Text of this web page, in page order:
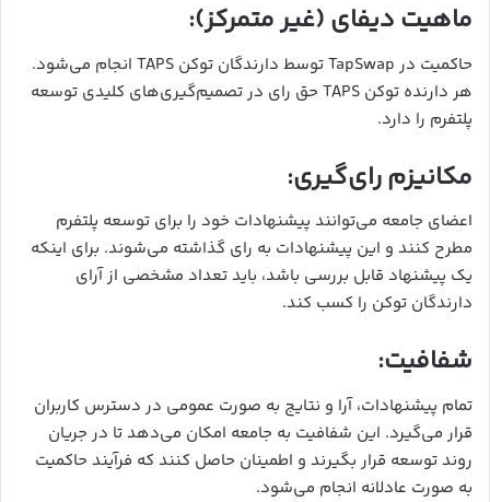
ماهیت دیفای (غیر متمرکز):
حاکمیت در TapSwap توسط دارندگان توکن TAPS انجام می‌شود.
هر دارنده توکن TAPS حق رای در تصمیم‌گیری‌های کلیدی توسعه
پلتفرم را دارد.
مکانیزم رای‌گیری:
اعضای جامعه می‌توانند پیشنهادات خود را برای توسعه پلتفرم
مطرح کنند و این پیشنهادات به رای گذاشته می‌شوند. برای اینکه
یک پیشنهاد قابل بررسی باشد، باید تعداد مشخصی از آرای
دارندگان توکن را کسب کند.
شفافیت:
تمام پیشنهادات، آرا و نتایج به صورت عمومی در دسترس کاربران
قرار می‌گیرد. این شفافیت به جامعه امکان می‌دهد تا در جریان
روند توسعه قرار بگیرند و اطمینان حاصل کنند که فرآیند حاکمیت
به صورت عادلانه انجام می‌شود.